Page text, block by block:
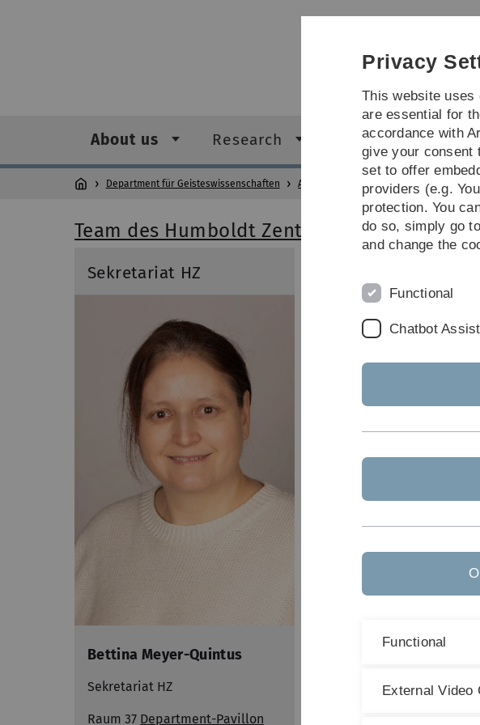
About us Research Study/Teaching
Department für Geisteswissenschaften About us Team Team des
Team des Humboldt Zentrums (HZ)
Sekretariat HZ
Bettina Meyer-Quintus
Sekretariat HZ
Raum 37 Department-Pavillon
Vorsitzende Department
Privacy
This website
are essential for
accordance with
give your consent
set to offer
providers (e.g.
protection. You
do so, simply go
and change the
Functional
Chatbot
Functional
External Video